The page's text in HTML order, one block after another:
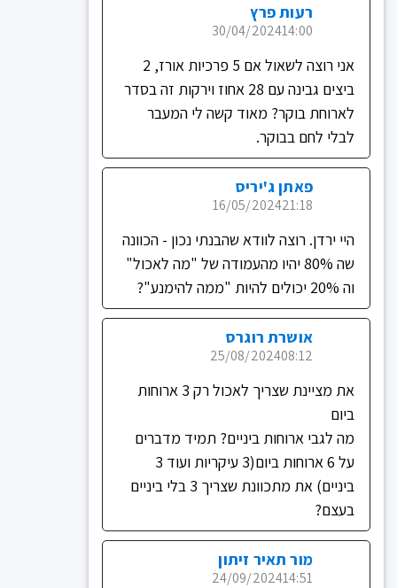
רעות פרץ
14:00
30/04/2024
אני רוצה לשאול אם 5 פרכיות אורז, 2
ביצים גבינה עם 28 אחוז וירקות זה בסדר
לארוחת בוקר? מאוד קשה לי המעבר
לבלי לחם בבוקר.
פאתן ג'יריס
21:18
16/05/2024
היי ירדן. רוצה לוודא שהבנתי נכון - הכוונה
שה 80% יהיו מהעמודה של "מה לאכול"
וה 20% יכולים להיות "ממה להימנע"?
אושרת רוגרס
08:12
25/08/2024
את מציינת שצריך לאכול רק 3 ארוחות
ביום
מה לגבי ארוחות ביניים? תמיד מדברים
על 6 ארוחות ביום(3 עיקריות ועוד 3
ביניים) את מתכוונת שצריך 3 בלי ביניים
בעצם?
מור תאיר זיתון
14:51
24/09/2024